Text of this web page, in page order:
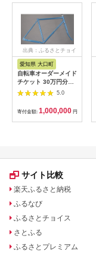
出典：ふるさとチョイ
愛知県 大口町
自転車オーダーメイド
チケット 30万円分
【1360365】
5.0
寄付金額: 1,000,000 円
サイト比較
楽天ふるさと納税
ふるなび
ふるさとチョイス
さとふる
ふるさとプレミアム